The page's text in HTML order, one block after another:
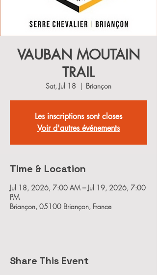
VAUBAN MOUTAIN
TRAIL
Sat, Jul 18
  |
Briançon
Les inscriptions sont closes
Voir d'autres événements
Time & Location
Jul 18, 2026, 7:00 AM – Jul 19, 2026, 7:00
PM
Briançon, 05100 Briançon, France
Share This Event